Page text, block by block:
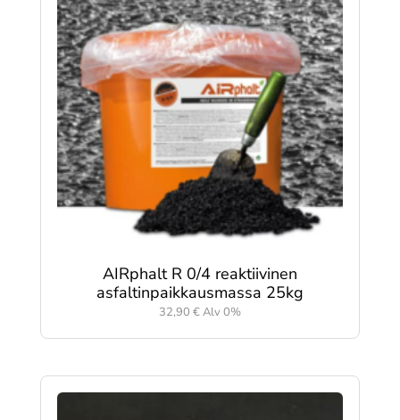
AIRphalt R 0/4 reaktiivinen
asfaltinpaikkausmassa 25kg
32,90 €Alv 0%